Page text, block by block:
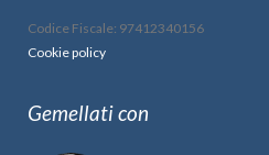
Codice Fiscale: 97412340156
Cookie policy
Gemellati con